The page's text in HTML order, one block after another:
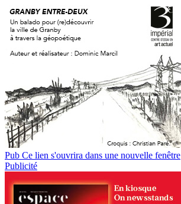
Pub Ce lien s'ouvrira dans une nouvelle fenêtre
Publicité